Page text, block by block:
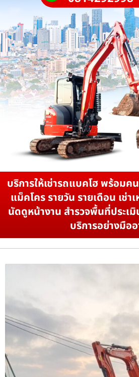
บริการให้เช่ารถแบคโฮ พร้อมค
แม็คโคร รายวัน รายเดือน เช่า
นัดดูหน้างาน สำรวจพื้นที่ประเมิ
บริการอย่างมือ